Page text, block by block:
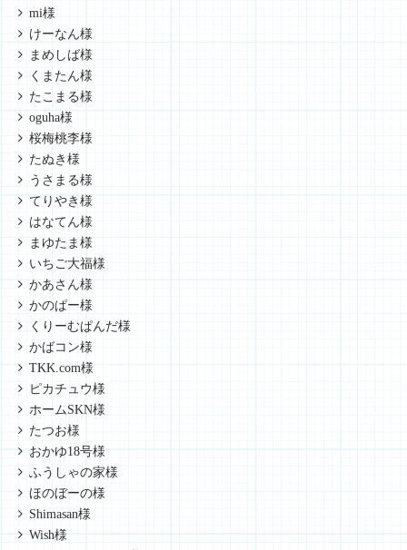
mi様
けーなん様
まめしば様
くまたん様
たこまる様
oguha様
桜梅桃李様
たぬき様
うさまる様
てりやき様
はなてん様
まゆたま様
いちご大福様
かあさん様
かのぱー様
くりーむぱんだ様
かばコン様
TKK.com様
ピカチュウ様
ホームSKN様
たつお様
おかゆ18号様
ふうしゃの家様
ほのぼーの様
Shimasan様
Wish様